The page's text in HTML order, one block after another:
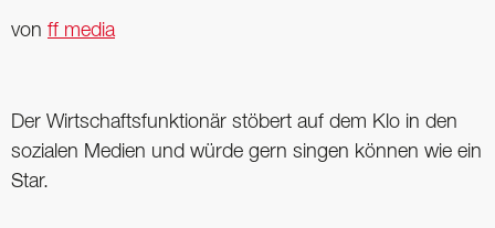
von ff media
Der Wirtschaftsfunktionär stöbert auf dem Klo in den
sozialen Medien und würde gern singen können wie ein
Star.